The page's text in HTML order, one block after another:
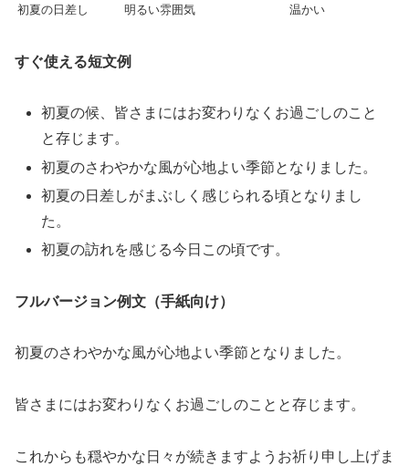
初夏の日差し
明るい雰囲気 温かい
すぐ使える短文例
初夏の候、皆さまにはお変わりなくお過ごしのこと
と存じます。
初夏のさわやかな風が心地よい季節となりました。
初夏の日差しがまぶしく感じられる頃となりまし
た。
初夏の訪れを感じる今日この頃です。
フルバージョン例文（手紙向け）
初夏のさわやかな風が心地よい季節となりました。
皆さまにはお変わりなくお過ごしのことと存じます。
これからも穏やかな日々が続きますようお祈り申し上げま